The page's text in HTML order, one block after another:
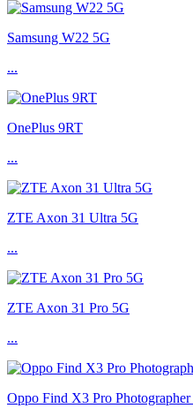
Samsung W22 5G
...
OnePlus 9RT
...
ZTE Axon 31 Ultra 5G
...
ZTE Axon 31 Pro 5G
...
Oppo Find X3 Pro